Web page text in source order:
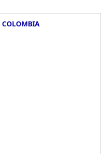
COLOMBIA